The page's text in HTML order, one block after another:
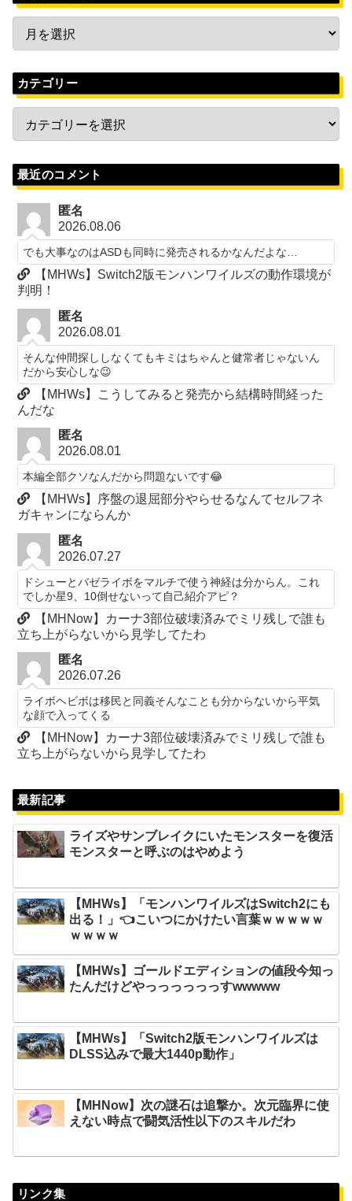
カテゴリー
最近のコメント
匿名
2026.08.06
でも大事なのはASDも同時に発売されるかなんだよな…
【MHWs】Switch2版モンハンワイルズの動作環境が
判明！
匿名
2026.08.01
そんな仲間探ししなくてもキミはちゃんと健常者じゃないん
だから安心しな😉
【MHWs】こうしてみると発売から結構時間経った
んだな
匿名
2026.08.01
本編全部クソなんだから問題ないです😂
【MHWs】序盤の退屈部分やらせるなんてセルフネ
ガキャンにならんか
匿名
2026.07.27
ドシューとバゼライボをマルチで使う神経は分からん。これ
でしか星9、10倒せないって自己紹介アピ？
【MHNow】カーナ3部位破壊済みでミリ残しで誰も
立ち上がらないから見学してたわ
匿名
2026.07.26
ライボヘビボは移民と同義そんなことも分からないから平気
な顔で入ってくる
【MHNow】カーナ3部位破壊済みでミリ残しで誰も
立ち上がらないから見学してたわ
最新記事
ライズやサンブレイクにいたモンスターを復活
モンスターと呼ぶのはやめよう
【MHWs】「モンハンワイルズはSwitch2にも
出る！」👈こいつにかけたい言葉ｗｗｗｗｗ
ｗｗｗｗ
【MHWs】ゴールドエディションの値段今知っ
たんだけどやっっっっっっすwwwww
【MHWs】「Switch2版モンハンワイルズは
DLSS込みで最大1440p動作」
【MHNow】次の謎石は追撃か。次元臨界に使
えない時点で闘気活性以下のスキルだわ
リンク集